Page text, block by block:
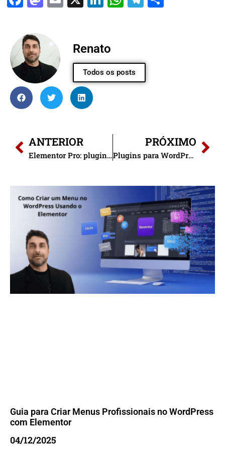
Renato
Todos os posts
ANTERIOR
Elementor Pro: plugin Essencial para Design de Site.
PRÓXIMO
Plugins para WordPress: Como Escolher e Usar
Guia para Criar Menus Profissionais no WordPress
com Elementor
04/12/2025